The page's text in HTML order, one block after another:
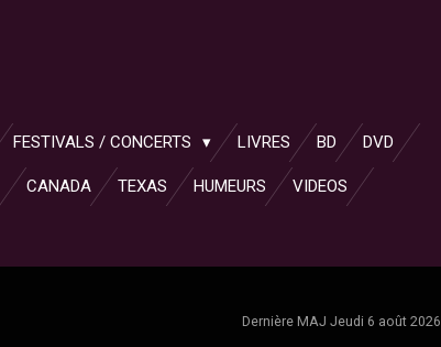
FESTIVALS / CONCERTS LIVRES BD DVD
CANADA TEXAS HUMEURS VIDEOS
Dernière MAJ Jeudi 6 août 2026